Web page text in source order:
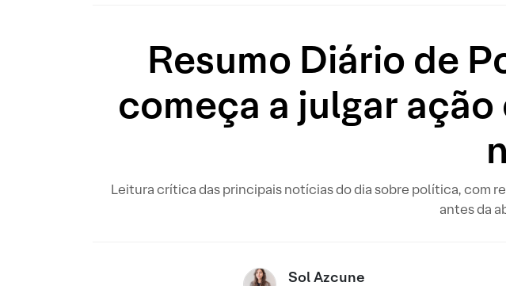
Resumo Diário de
começa a julgar
Leitura crítica das principais notícias do dia sobre política, com
antes da
Sol Azcune